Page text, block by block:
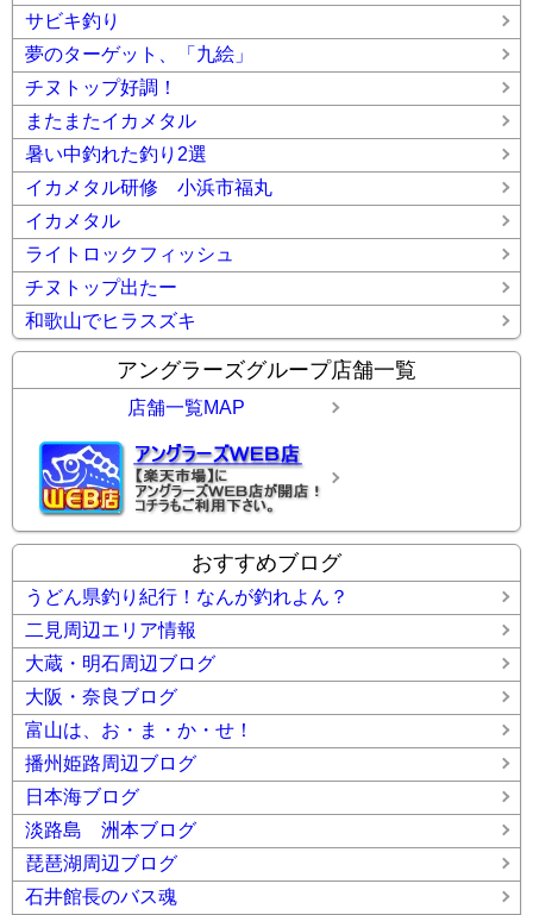
サビキ釣り
夢のターゲット、「九絵」
チヌトップ好調！
またまたイカメタル
暑い中釣れた釣り2選
イカメタル研修 小浜市福丸
イカメタル
ライトロックフィッシュ
チヌトップ出たー
和歌山でヒラスズキ
アングラーズグループ店舗一覧
店舗一覧MAP
おすすめブログ
うどん県釣り紀行！なんが釣れよん？
二見周辺エリア情報
大蔵・明石周辺ブログ
大阪・奈良ブログ
富山は、お・ま・か・せ！
播州姫路周辺ブログ
日本海ブログ
淡路島 洲本ブログ
琵琶湖周辺ブログ
石井館長のバス魂